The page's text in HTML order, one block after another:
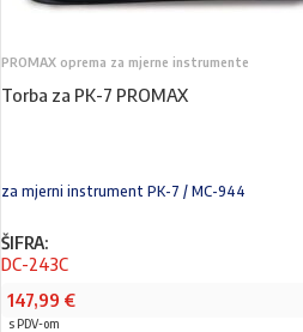
PROMAX oprema za mjerne instrumente
Torba za PK-7 PROMAX
za mjerni instrument PK-7 / MC-944
ŠIFRA:
DC-243C
147,99 €
s PDV-om